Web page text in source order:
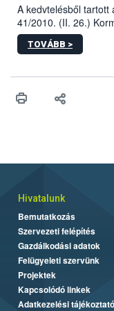
A kedvtelésből tartott
41/2010. (II. 26.)
sérülés, illetve ennek
hatósági feladatokat,
vonni az ebek
TOVÁBB >
Hivatalunk
Bemutatkozás
Szervezeti felépítés
Gazdálkodási adatok
Felügyeleti szervünk
Projektek
Kapcsolódó linkek
Adatkezelési tájékoztató